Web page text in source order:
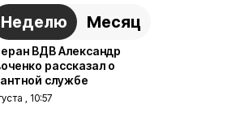
Неделю Месяц
ВДВ Александр
рассказал о
службе
, 10:57